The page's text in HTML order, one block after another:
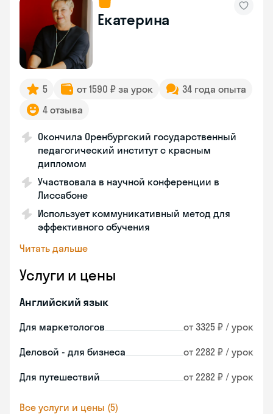
Екатерина
5 от 1590 ₽ за урок
34 года опыта
4 отзыва
Окончила Оренбургский государственный
педагогический институт с красным
дипломом
Участвовала в научной конференции в
Лиссабоне
Использует коммуникативный метод для
эффективного обучения
Читать дальше
Услуги и цены
Английский язык
Для маркетологов от 3325 ₽ / урок
Деловой - для бизнеса от 2282 ₽ / урок
Для путешествий от 2282 ₽ / урок
Все услуги и цены (5)